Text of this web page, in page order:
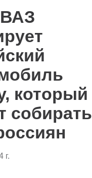
который
собирать
г.